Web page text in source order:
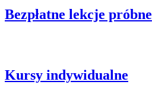
Bezpłatne lekcje próbne
Kursy indywidualne